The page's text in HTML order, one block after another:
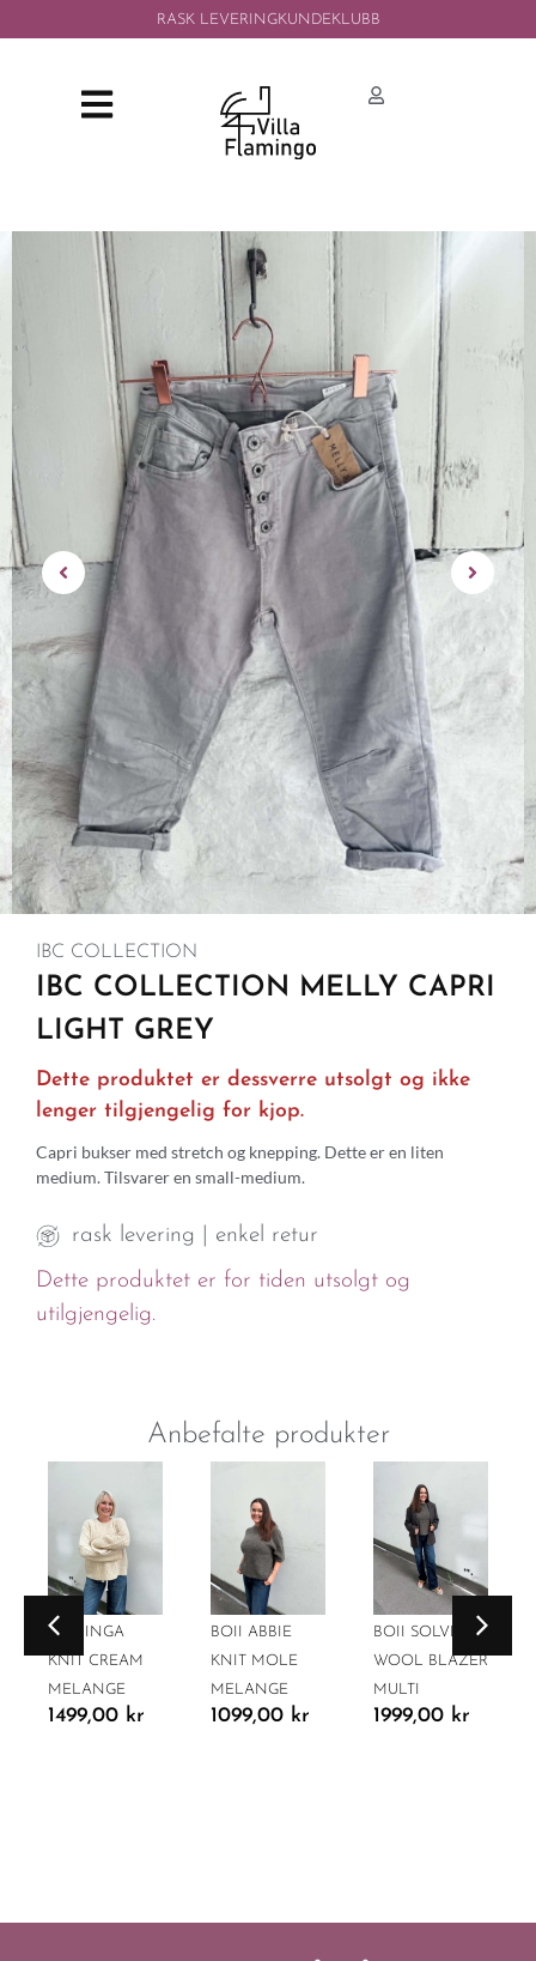
RASK LEVERINGKUNDEKLUBB
IBC COLLECTION
IBC COLLECTION MELLY CAPRI
LIGHT GREY
Dette produktet er dessverre utsolgt og ikke
lenger tilgjengelig for kjop.
Capri bukser med stretch og knepping. Dette er en liten
medium. Tilsvarer en small-medium.
rask levering | enkel retur
Dette produktet er for tiden utsolgt og
utilgjengelig.
Anbefalte produkter
BOII INGA
KNIT CREAM
MELANGE
1499,00 kr
BOII ABBIE
KNIT MOLE
MELANGE
1099,00 kr
BOII SOLVEJ
WOOL BLAZER
MULTI
1999,00 kr